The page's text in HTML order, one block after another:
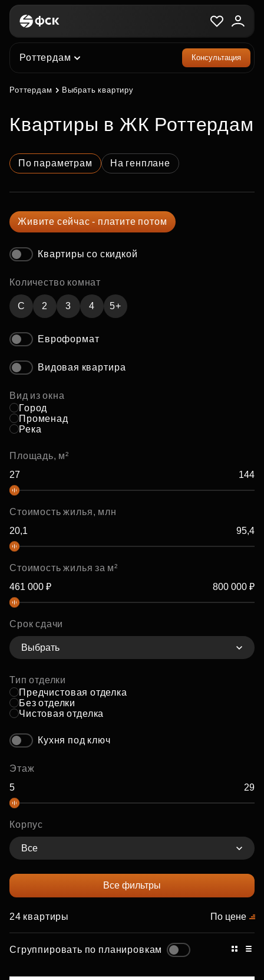
Роттердам Консультация
Роттердам Выбрать квартиру
квартиры в ЖК Роттердам
По параметрам На генплане
Живите сейчас - платите потом
Квартиры со скидкой
Количество комнат
C 2 3 4 5+
Евроформат
Видовая квартира
Вид из окна
Город
Променад
Река
Площадь, м²
Стоимость жилья, млн
Стоимость жилья за м²
Срок сдачи
Выбрать
Тип отделки
Предчистовая отделка
Без отделки
Чистовая отделка
Кухня под ключ
Этаж
Корпус
Все
Все фильтры
24 квартиры
Сгруппировать по планировкам
По цене